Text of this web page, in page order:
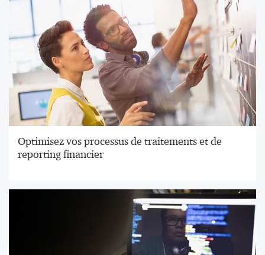
Optimisez vos processus de traitements et de
reporting financier